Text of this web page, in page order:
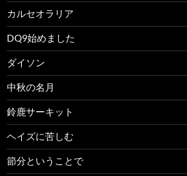
カルセオラリア
DQ9始めました
ダイソン
中秋の名月
鈴鹿サーキット
ヘイズに苦しむ
節分ということで